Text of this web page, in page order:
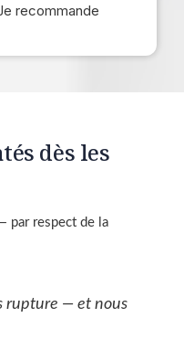
recommande
dès les
par respect de la
rupture — et nous